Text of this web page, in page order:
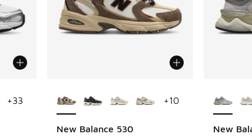
+33
New Balance 530
SPARE 29 €
+10
New